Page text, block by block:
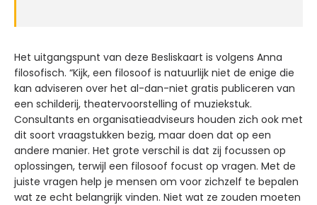
Het uitgangspunt van deze Besliskaart is volgens Anna
filosofisch. “Kijk, een filosoof is natuurlijk niet de enige die
kan adviseren over het al-dan-niet gratis publiceren van
een schilderij, theatervoorstelling of muziekstuk.
Consultants en organisatieadviseurs houden zich ook met
dit soort vraagstukken bezig, maar doen dat op een
andere manier. Het grote verschil is dat zij focussen op
oplossingen, terwijl een filosoof focust op vragen. Met de
juiste vragen help je mensen om voor zichzelf te bepalen
wat ze echt belangrijk vinden. Niet wat ze zouden moeten